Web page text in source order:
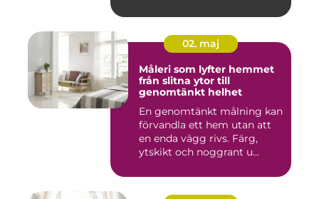
02. maj
Måleri som lyfter hemmet
från slitna ytor till
genomtänkt helhet
En genomtänkt målning kan
förvandla ett hem utan att
en enda vägg rivs. Färg,
ytskikt och noggrant u...